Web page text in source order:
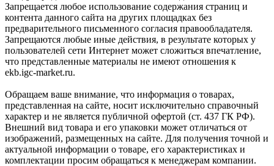
Запрещается любое использование содержания страниц и
контента данного сайта на других площадках без
предварительного письменного согласия правообладателя.
Запрещаются любые иные действия, в результате которых у
пользователей сети Интернет может сложиться впечатление,
что представленные материалы не имеют отношения к
ekb.igc-market.ru.
Обращаем ваше внимание, что информация о товарах,
представленная на сайте, носит исключительно справочный
характер и не является публичной офертой (ст. 437 ГК РФ).
Внешний вид товара и его упаковки может отличаться от
изображений, размещенных на сайте. Для получения точной и
актуальной информации о товаре, его характеристиках и
комплектации просим обращаться к менеджерам компании.